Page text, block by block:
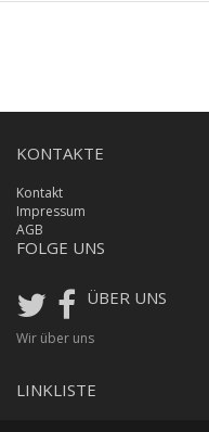
KONTAKTE
Kontakt
Impressum
AGB
FOLGE UNS
ÜBER UNS
Wir über uns
LINKLISTE